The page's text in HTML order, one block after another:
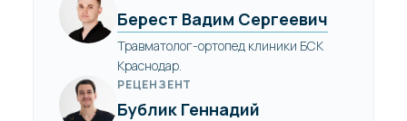
Берест Вадим Сергеевич
Травматолог-ортопед клиники БСК
Краснодар.
РЕЦЕНЗЕНТ
Бублик Геннадий